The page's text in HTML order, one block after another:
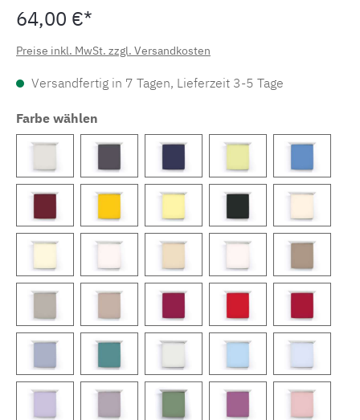
64,00 €*
Preise inkl. MwSt. zzgl. Versandkosten
Versandfertig in 7 Tagen, Lieferzeit 3-5 Tage
Farbe wählen